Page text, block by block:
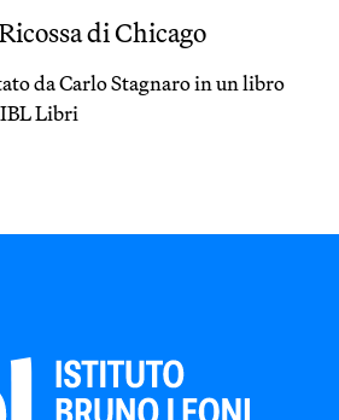
di Chicago
da Carlo Stagnaro in un libro
Libri